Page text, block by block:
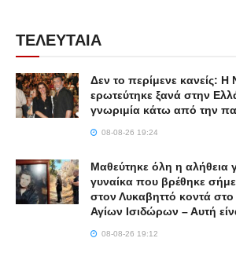
ΤΕΛΕΥΤΑΙΑ
Δεν το περίμενε κανείς: Η
ερωτεύτηκε ξανά στην
γνωριμία κάτω από την
08-08-26 19:24
Μαθεύτηκε όλη η αλήθεια
γυναίκα που βρέθηκε
στον Λυκαβηττό κοντά
Αγίων Ισιδώρων – Αυτή
08-08-26 19:12